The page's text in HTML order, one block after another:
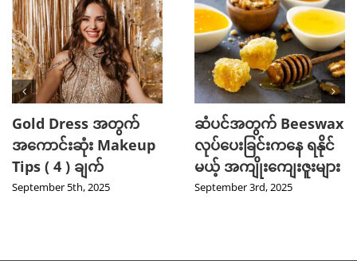
Gold Dress အတွက်
အကောင်းဆုံး Makeup
Tips ( 4 ) ချက်
September 5th, 2025
ဆံပင်အတွက် Beeswax
လုပ်ပေးခြင်းကနေ ရနိုင်
မယ့် အကျိုးကျေးဇူးများ
September 3rd, 2025